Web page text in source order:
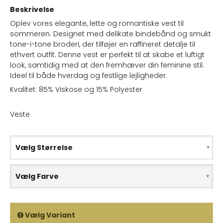
Beskrivelse
Oplev vores elegante, lette og romantiske vest til
sommeren. Designet med delikate bindebånd og smukt
tone-i-tone broderi, der tilføjer en raffineret detalje til
ethvert outfit. Denne vest er perfekt til at skabe et luftigt
look, samtidig med at den fremhæver din feminine stil.
Ideel til både hverdag og festlige lejligheder.
Kvalitet: 85% Viskose og 15% Polyester
Veste
Vælg Størrelse
Vælg Farve
Vælg Variant